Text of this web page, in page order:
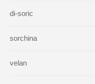
di-soric
sorchina
velan